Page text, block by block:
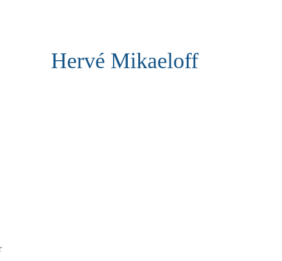
Hervé Mikaeloff